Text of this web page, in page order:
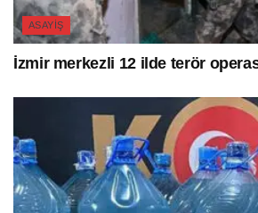
ASAYIŞ
İzmir merkezli 12 ilde terör